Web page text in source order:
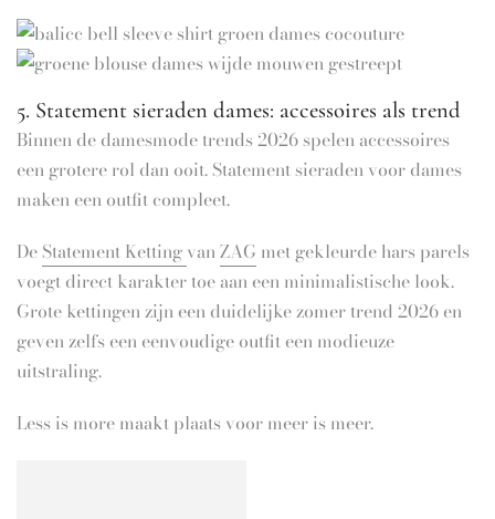
5. Statement sieraden dames: accessoires als trend
Binnen de damesmode trends 2026 spelen accessoires
een grotere rol dan ooit. Statement sieraden voor dames
maken een outfit compleet.
De Statement Ketting van ZAG met gekleurde hars parels
voegt direct karakter toe aan een minimalistische look.
Grote kettingen zijn een duidelijke zomer trend 2026 en
geven zelfs een eenvoudige outfit een modieuze
uitstraling.
Less is more maakt plaats voor meer is meer.